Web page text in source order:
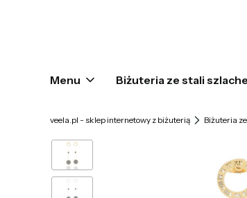
Menu Biżuteria ze stali
veela.pl - sklep internetowy z biżuterią Biżuteria